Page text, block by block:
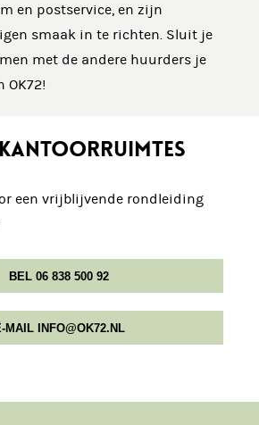
en postservice, en zijn
smaak in te richten. Sluit je
met de andere huurders je
een vrijblijvende rondleiding
BEL 06 838 500 92
MAIL INFO@OK72.NL